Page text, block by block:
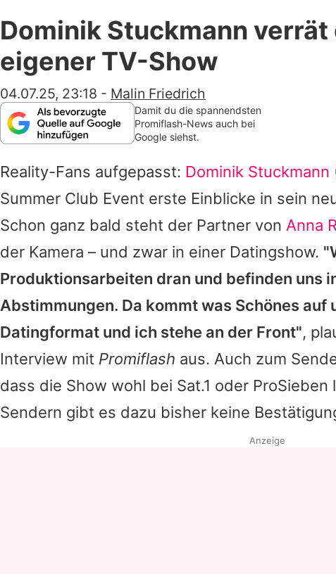
Familie & Liebe
App runterladen
Team
Redaktionelle
Impressum
Datenschutzerklärung
Nutzungsbedingungen
Dominik Stuckmann
eigener TV-Show
04.07.25, 23:18 - Malin Friedrich
Damit du die spannendsten
Promiflash-News auch bei
Google siehst.
Reality-Fans aufgepasst: Dominik Stuckmann
Summer Club Event erste Einblicke in sein
Schon ganz bald steht der Partner von Anna
der Kamera – und zwar in einer Datingshow.
Produktionsarbeiten dran und befinden uns
Abstimmungen. Da kommt was Schönes auf
Datingformat und ich stehe an der Front",
Interview mit Promiflash aus. Auch zum
dass die Show wohl bei Sat.1 oder
Sendern gibt es dazu bisher keine
Anzeige